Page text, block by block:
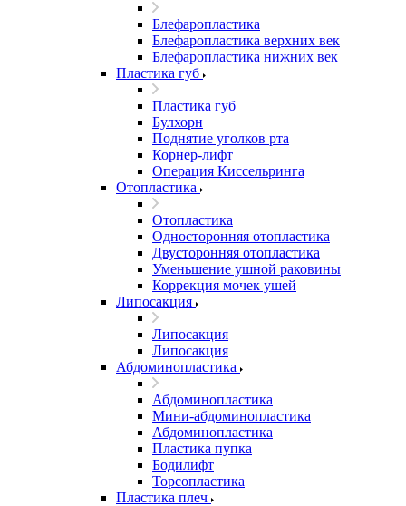
Блефаропластика
Блефаропластика верхних век
Блефаропластика нижних век
Пластика губ
Пластика губ
Булхорн
Поднятие уголков рта
Корнер-лифт
Операция Киссельринга
Oтопластика
Oтопластика
Односторонняя отопластика
Двусторонняя отопластика
Уменьшение ушной раковины
Коррекция мочек ушей
Липосакция
Липосакция
Липосакция
Абдоминопластика
Абдоминопластика
Мини-абдоминопластика
Абдоминопластика
Пластика пупка
Бодилифт
Торсопластика
Пластика плеч